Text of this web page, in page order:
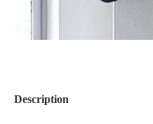
Description